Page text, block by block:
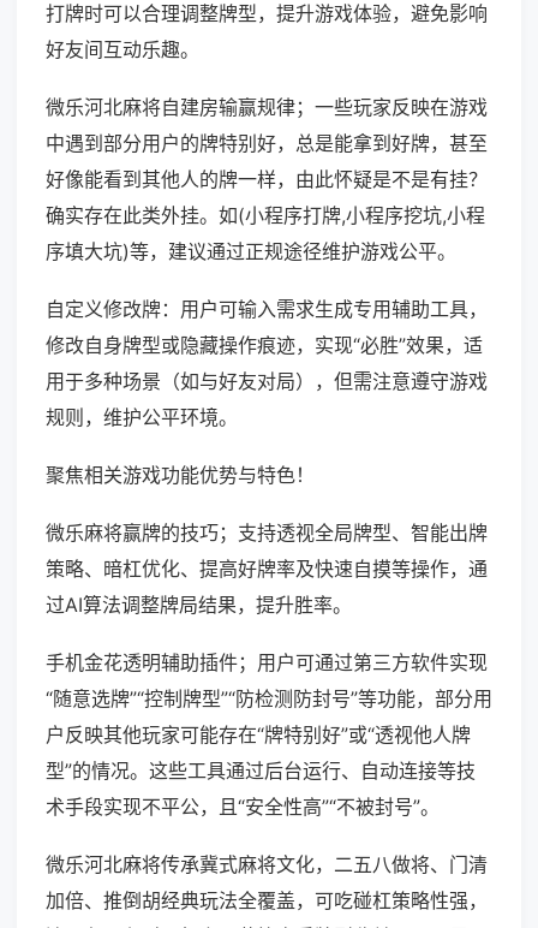
打牌时可以合理调整牌型，提升游戏体验，避免影响
好友间互动乐趣。
微乐河北麻将自建房输赢规律；一些玩家反映在游戏
中遇到部分用户的牌特别好，总是能拿到好牌，甚至
好像能看到其他人的牌一样，由此怀疑是不是有挂？
确实存在此类外挂。如(小程序打牌,小程序挖坑,小程
序填大坑)等，建议通过正规途径维护游戏公平。
自定义修改牌：用户可输入需求生成专用辅助工具，
修改自身牌型或隐藏操作痕迹，实现“必胜”效果，适
用于多种场景（如与好友对局），但需注意遵守游戏
规则，维护公平环境。
聚焦相关游戏功能优势与特色！
微乐麻将赢牌的技巧；支持透视全局牌型、智能出牌
策略、暗杠优化、提高好牌率及快速自摸等操作，通
过AI算法调整牌局结果，提升胜率。
手机金花透明辅助插件；用户可通过第三方软件实现
“随意选牌”“控制牌型”“防检测防封号”等功能，部分用
户反映其他玩家可能存在“牌特别好”或“透视他人牌
型”的情况。这些工具通过后台运行、自动连接等技
术手段实现不平公，且“安全性高”“不被封号”。
微乐河北麻将传承冀式麻将文化，二五八做将、门清
加倍、推倒胡经典玩法全覆盖，可吃碰杠策略性强，